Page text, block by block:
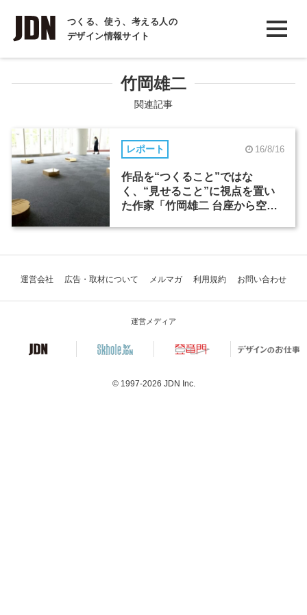
つくる、使う、考える人の
デザイン情報サイト
INTERVIEW
インタビュー
COLUMN
コラム
竹岡雄二
関連記事
レポート 16/8/16
作品を“つくること”ではな
く、“見せること”に視点を置い
た作家「竹岡雄二 台座から空間
運営会社 広告・取材について メルマガ 利用規約 お問い合わせ
運営メディア
© 1997-2026 JDN Inc.